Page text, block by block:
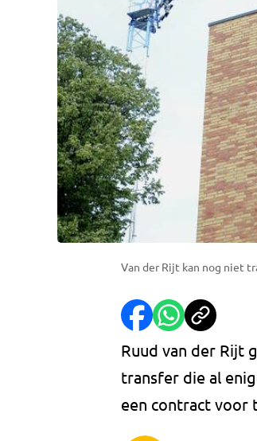
Van der Rijt kan nog niet
Ruud van der Rijt
transfer die al
een contract voor